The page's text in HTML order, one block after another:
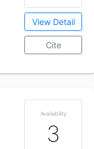
View Detail
Cite
Availability
3